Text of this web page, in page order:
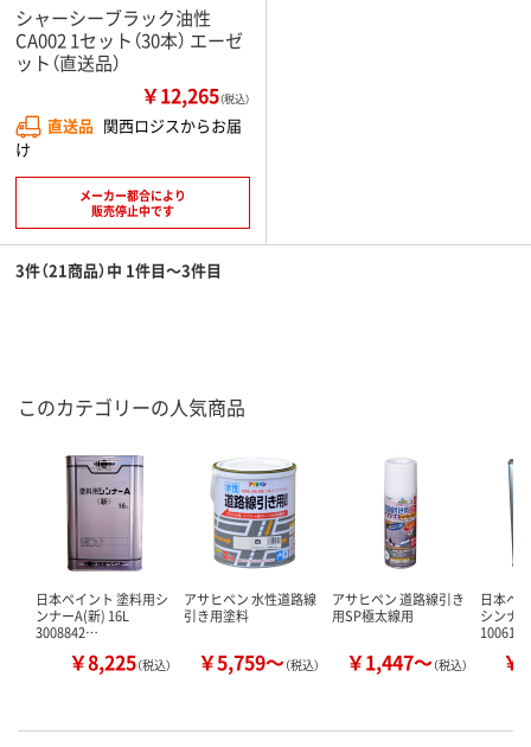
シャーシーブラック油性
CA002 1セット（30本） エーゼ
ット（直送品）
￥12,265（税込）
直送品 関西ロジスからお届
け
メーカー都合により
販売停止中です
3件（21商品）中 1件目～3件目
このカテゴリーの人気商品
日本ペイント 塗料用シ
ンナーA(新) 16L
3008842…
￥8,225（税込）
アサヒペン 水性道路線
引き用塗料
￥5,759～（税込）
アサヒペン 道路線引き
用SP極太線用
￥1,447～（税込）
日本ペ
シンナ
￥